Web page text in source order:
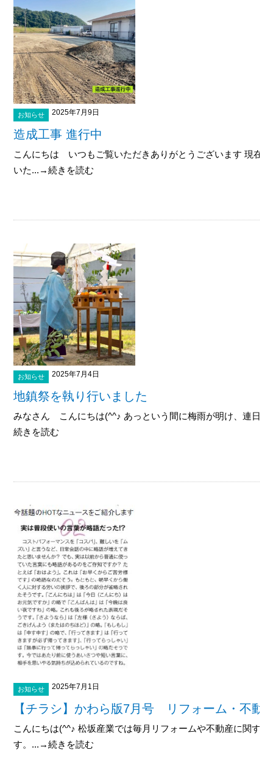
お知らせ 2025年7月9日
造成工事 進行中
こんにちは いつもご覧いただきありがとうございます 現在
いた...→続きを読む
お知らせ 2025年7月4日
地鎮祭を執り行いました
みなさん こんにちは(^^♪ あっという間に梅雨が明け、連日
続きを読む
お知らせ 2025年7月1日
【チラシ】かわら版7月号 リフォーム・不動
こんにちは(^^♪ 松坂産業では毎月リフォームや不動産に関す
す。...→続きを読む